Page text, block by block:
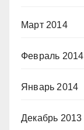
Март 2014
Февраль 2014
Январь 2014
Декабрь 2013